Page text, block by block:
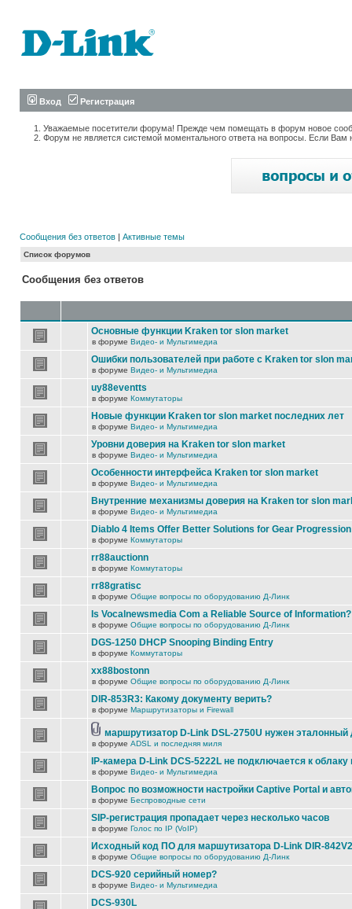
Вход Регистрация
Уважаемые посетители форума! Прежде чем помещать в форум новое
Форум не является системой моментального ответа на вопросы. Если
Сообщения без ответов | Активные темы
Список форумов
Сообщения без ответов
Основные функции Kraken tor slon market
в форуме Видео- и Мультимедиа
Ошибки пользователей при работе с Kraken tor slon
в форуме Видео- и Мультимедиа
uy88eventts
в форуме Коммутаторы
Новые функции Kraken tor slon market последних лет
в форуме Видео- и Мультимедиа
Уровни доверия на Kraken tor slon market
в форуме Видео- и Мультимедиа
Особенности интерфейса Kraken tor slon market
в форуме Видео- и Мультимедиа
Внутренние механизмы доверия на Kraken tor slon
в форуме Видео- и Мультимедиа
Diablo 4 Items Offer Better Solutions for Gear Progression
в форуме Коммутаторы
rr88auctionn
в форуме Коммутаторы
rr88gratisc
в форуме Общие вопросы по оборудованию Д-Линк
Is Vocalnewsmedia Com a Reliable Source of Information?
в форуме Общие вопросы по оборудованию Д-Линк
DGS-1250 DHCP Snooping Binding Entry
в форуме Коммутаторы
xx88bostonn
в форуме Общие вопросы по оборудованию Д-Линк
DIR-853R3: Какому документу верить?
в форуме Маршрутизаторы и Firewall
маршрутизатор D-Link DSL-2750U нужен эталонный
в форуме ADSL и последняя миля
IP-камера D-Link DCS-5222L не подключается к
в форуме Видео- и Мультимедиа
Вопрос по возможности настройки Captive Portal и
в форуме Беспроводные сети
SIP-регистрация пропадает через несколько часов
в форуме Голос по IP (VoIP)
Исходный код ПО для маршутизатора D-Link DIR-842V2
в форуме Общие вопросы по оборудованию Д-Линк
DCS-920 серийный номер?
в форуме Видео- и Мультимедиа
DCS-930L